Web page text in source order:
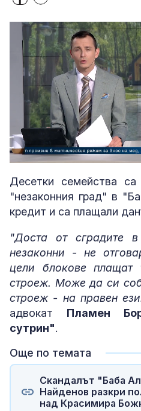
Unmute Loaded:
4.32%
Десетки семейства
"незаконния град" в
кредит и са плащали
"Доста от сградите
незаконни - не
цели блокове
строеж. Може да си
строеж - на правен
адвокат Пламен
сутрин".
Още по темата
Скандалът "Баба
Найденов разкри
над Красимира